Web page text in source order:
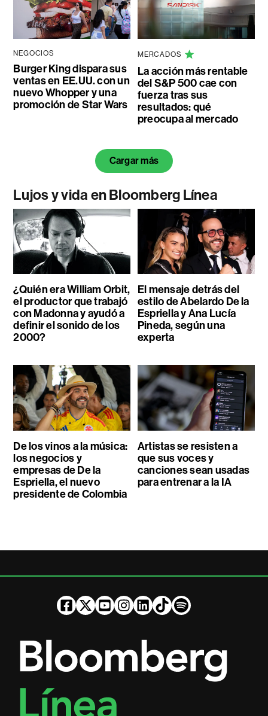
NEGOCIOS
Burger King dispara sus
ventas en EE.UU. con un
nuevo Whopper y una
promoción de Star Wars
MERCADOS
La acción más rentable
del S&P 500 cae con
fuerza tras sus
resultados: qué
preocupa al mercado
Cargar más
Lujos y vida en Bloomberg Línea
¿Quién era William Orbit,
el productor que trabajó
con Madonna y ayudó a
definir el sonido de los
2000?
El mensaje detrás del
estilo de Abelardo De la
Espriella y Ana Lucía
Pineda, según una
experta
De los vinos a la música:
los negocios y
empresas de De la
Espriella, el nuevo
presidente de Colombia
Artistas se resisten a
que sus voces y
canciones sean usadas
para entrenar a la IA